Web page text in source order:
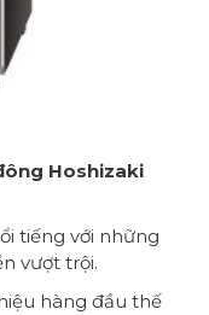
Hoshizaki
tiếng với những
vượt trội.
hàng đầu thế